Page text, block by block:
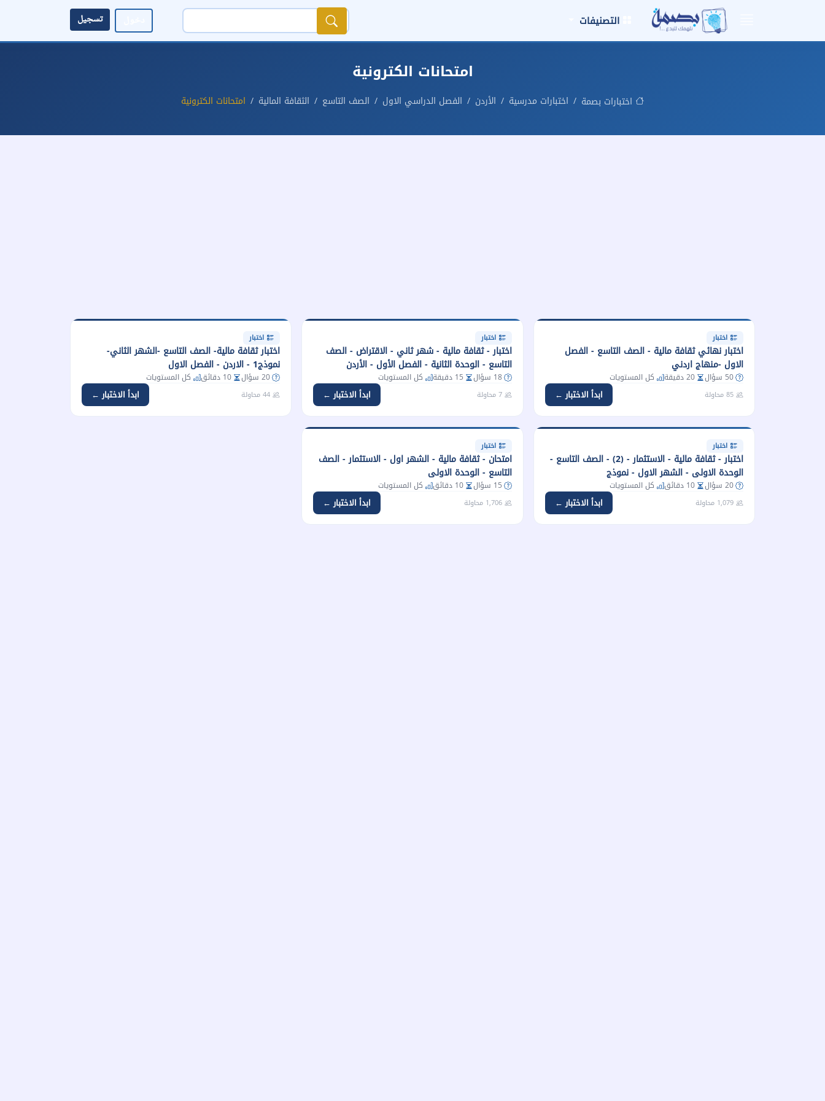
التصنيفات تسجيل
امتحانات الكترونية
اختبارات بصمة اختبارات مدرسية الأردن الفصل الدراسي الاول الصف التاسع الثقافة المالية امتحانات الكترونية
اختبار
اختبار نهائي ثقافة مالية - الصف التاسع - الفصل
الاول -منهاج اردني
50 سؤال 20 دقيقة كل المستويات
85 محاولة ابدأ الاختبار ←
اختبار
اختبار - ثقافة مالية - شهر ثاني - الاقتراض - الصف
التاسع - الوحدة الثانية - الفصل الأول - الأردن
18 سؤال 15 دقيقة كل المستويات
7 محاولة ابدأ الاختبار ←
اختبار
اختبار ثقافة مالية- الصف التاسع -الشهر الثاني-
نموذج1 - الاردن - الفصل الاول
20 سؤال 10 دقائق كل المستويات
44 محاولة ابدأ الاختبار ←
اختبار
اختبار - ثقافة مالية - الاستثمار - (2) - الصف التاسع -
الوحدة الاولى - الشهر الاول - نموذج
20 سؤال 10 دقائق كل المستويات
1,079 محاولة ابدأ الاختبار ←
اختبار
امتحان - ثقافة مالية - الشهر اول - الاستثمار - الصف
التاسع - الوحدة الاولى
15 سؤال 10 دقائق كل المستويات
1,706 محاولة ابدأ الاختبار ←